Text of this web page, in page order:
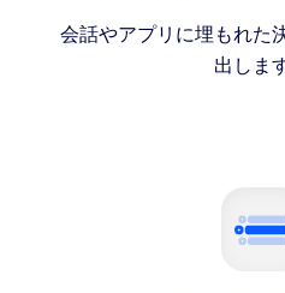
会話やアプリに埋もれた
出しま